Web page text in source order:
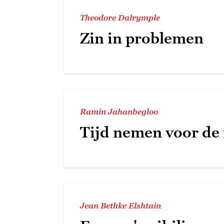
Theodore Dalrymple
Zin in problemen
Ramin Jahanbegloo
Tijd nemen voor de
Jean Bethke Elshtain